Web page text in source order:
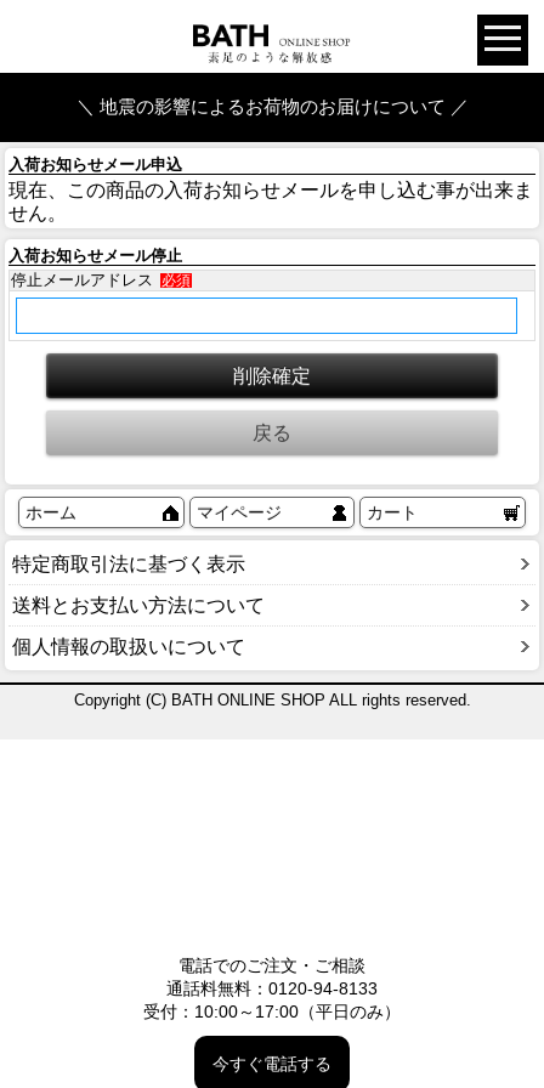
＼ 地震の影響によるお荷物のお届けについて ／
入荷お知らせメール申込
現在、この商品の入荷お知らせメールを申し込む事が出来ま
せん。
入荷お知らせメール停止
停止メールアドレス
必須
ホーム マイページ カート
特定商取引法に基づく表示
送料とお支払い方法について
個人情報の取扱いについて
Copyright (C) BATH ONLINE SHOP ALL rights reserved.
電話でのご注文・ご相談
通話料無料：0120-94-8133
受付：10:00～17:00（平日のみ）
今すぐ電話する